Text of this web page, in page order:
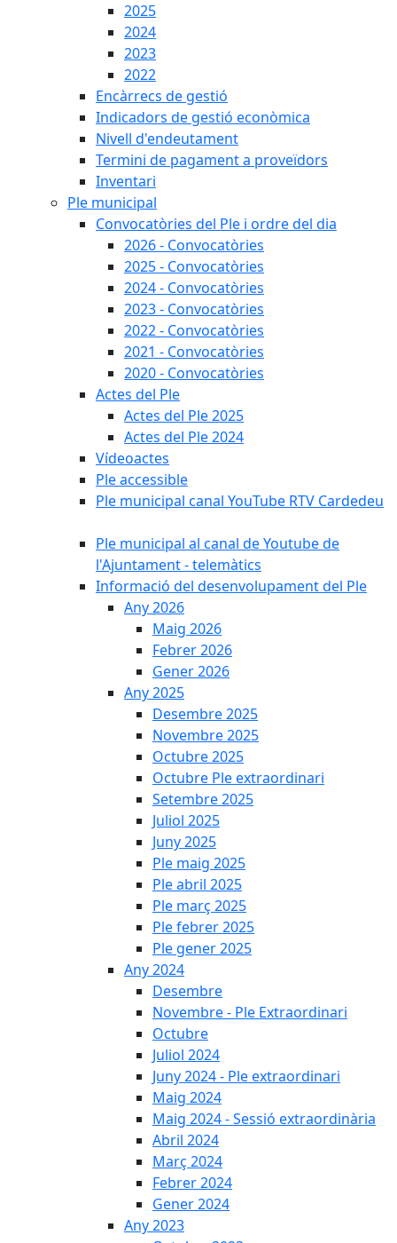
2025
2024
2023
2022
Encàrrecs de gestió
Indicadors de gestió econòmica
Nivell d'endeutament
Termini de pagament a proveïdors
Inventari
Ple municipal
Convocatòries del Ple i ordre del dia
2026 - Convocatòries
2025 - Convocatòries
2024 - Convocatòries
2023 - Convocatòries
2022 - Convocatòries
2021 - Convocatòries
2020 - Convocatòries
Actes del Ple
Actes del Ple 2025
Actes del Ple 2024
Vídeoactes
Ple accessible
Ple municipal canal YouTube RTV Cardedeu
Ple municipal al canal de Youtube de
l'Ajuntament - telemàtics
Informació del desenvolupament del Ple
Any 2026
Maig 2026
Febrer 2026
Gener 2026
Any 2025
Desembre 2025
Novembre 2025
Octubre 2025
Octubre Ple extraordinari
Setembre 2025
Juliol 2025
Juny 2025
Ple maig 2025
Ple abril 2025
Ple març 2025
Ple febrer 2025
Ple gener 2025
Any 2024
Desembre
Novembre - Ple Extraordinari
Octubre
Juliol 2024
Juny 2024 - Ple extraordinari
Maig 2024
Maig 2024 - Sessió extraordinària
Abril 2024
Març 2024
Febrer 2024
Gener 2024
Any 2023